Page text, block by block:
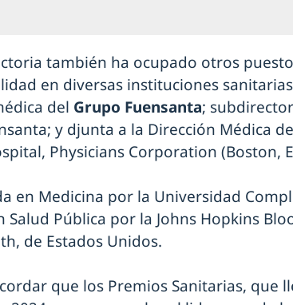
también ha ocupado otros
en diversas instituciones
del Grupo Fuensanta;
y djunta a la Dirección Médica
Physicians Corporation (Boston,
en Medicina por la Universidad
Salud Pública por la Johns Hopkins
de Estados Unidos.
que los Premios Sanitarias, que